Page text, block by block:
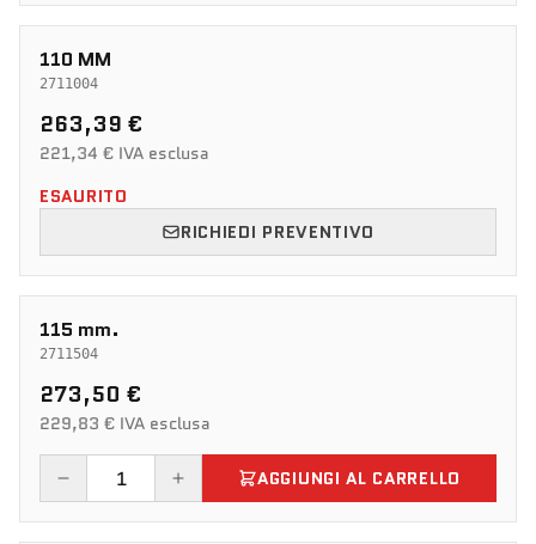
110 MM
2711004
263,39 €
221,34 € IVA esclusa
ESAURITO
RICHIEDI PREVENTIVO
115 mm.
2711504
273,50 €
229,83 € IVA esclusa
AGGIUNGI AL CARRELLO